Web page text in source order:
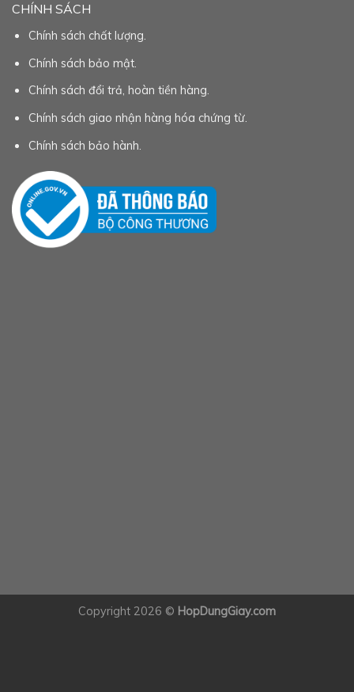
CHÍNH SÁCH
Chính sách chất lượng.
Chính sách bảo mật.
Chính sách đổi trả, hoàn tiền hàng.
Chính sách giao nhận hàng hóa chứng từ.
Chính sách bảo hành.
Copyright 2026 © HopDungGiay.com